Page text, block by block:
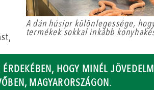
A dán húsipr különlegessége,
termékek sokkal inkább
HOGY MINÉL
MAGYARORSZÁGON.